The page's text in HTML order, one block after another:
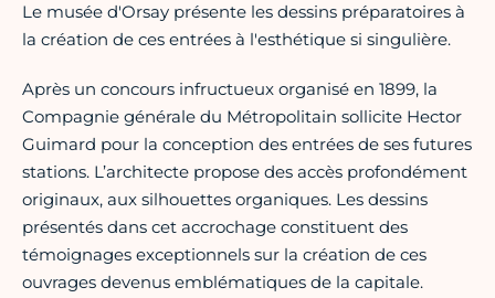
Le musée d'Orsay présente les dessins préparatoires à
la création de ces entrées à l'esthétique si singulière.
Après un concours infructueux organisé en 1899, la
Compagnie générale du Métropolitain sollicite Hector
Guimard pour la conception des entrées de ses futures
stations. L’architecte propose des accès profondément
originaux, aux silhouettes organiques. Les dessins
présentés dans cet accrochage constituent des
témoignages exceptionnels sur la création de ces
ouvrages devenus emblématiques de la capitale.